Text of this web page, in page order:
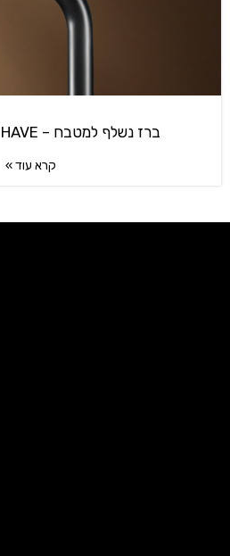
ברז נשלף למטבח – MUST HAVE בכל בית!
קרא עוד »